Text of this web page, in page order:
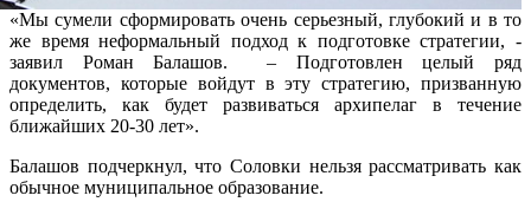
«Мы сумели сформировать очень серьезный, глубокий и в то
же время неформальный подход к подготовке стратегии, -
заявил Роман Балашов. – Подготовлен целый ряд
документов, которые войдут в эту стратегию, призванную
определить, как будет развиваться архипелаг в течение
ближайших 20-30 лет».
Балашов подчеркнул, что Соловки нельзя рассматривать как
обычное муниципальное образование.